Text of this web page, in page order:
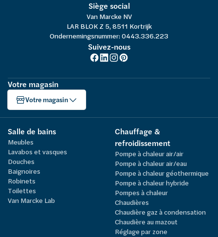
Siège social
Van Marcke NV
LAR BLOK Z 5, 8511 Kortrijk
Ondernemingsnummer: 0443.336.223
Suivez-nous
Votre magasin
Votre magasin
Salle de bains
Meubles
Lavabos et vasques
Douches
Baignoires
Robinets
Toilettes
Van Marcke Lab
Chauffage &
refroidissement
Pompe à chaleur air/air
Pompe à chaleur air/eau
Pompe à chaleur géothermique
Pompe à chaleur hybride
Pompes à chaleur
Chaudières
Chaudière gaz à condensation
Chaudière au mazout
Réglage par zone